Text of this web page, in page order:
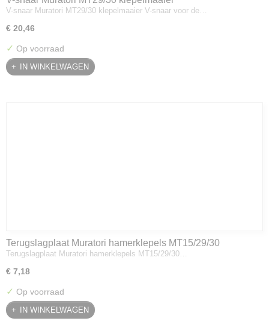
V-snaar Muratori MT29/30 klepelmaaier V-snaar voor de…
€ 20,46
✓ Op voorraad
IN WINKELWAGEN
Terugslagplaat Muratori hamerklepels MT15/29/30
Terugslagplaat Muratori hamerklepels MT15/29/30…
€ 7,18
✓ Op voorraad
IN WINKELWAGEN